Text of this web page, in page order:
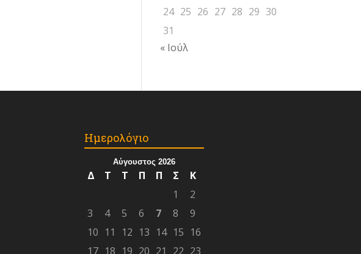
24 25 26 27 28 29 30
31
« Ιούλ
Ημερολόγιο
Αύγουστος 2026
Δ Τ Τ Π Π Σ
Κ
1
2
3
4 5 6 7 8
9
10 11 12 13 14 15 16
17 18 19 20 21 22 23